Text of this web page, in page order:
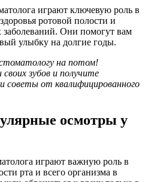
играют ключевую роль в
ротовой полости и
заболеваний. Они помогут вам
улыбку на долгие годы.
на потом!
зубов и получите
советы от квалифицированного
осмотры у
играют важную роль в
рта и всего организма в